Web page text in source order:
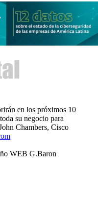
en los próximos 10
su negocio para
Chambers, Cisco
WEB G.Baron